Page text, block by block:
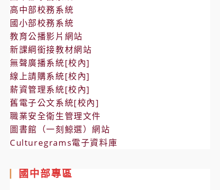
高中部校務系統
國小部校務系統
教育公播影片網站
新課綱銜接教材網站
無聲廣播系統[校內]
線上請購系統[校內]
薪資管理系統[校內]
舊電子公文系統[校內]
職業安全衛生管理文件
圖書館（一刻鯨選）網站
Culturegrams電子資料庫
國中部專區